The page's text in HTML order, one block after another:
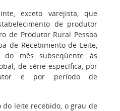
exceto varejista, que
de produtor
de Produtor Rural Pessoa
de Recebimento de Leite,
mês subseqüente às
de série específica, por
e por período de
leite recebido, o grau de